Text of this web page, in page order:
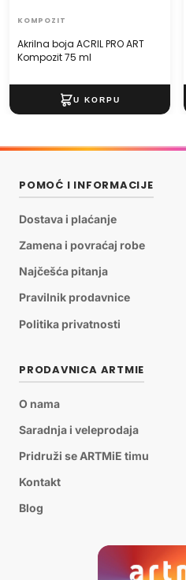
Akrilna boja ACRIL PRO ART
Kompozit 75 ml
KOMPOZIT
POMOĆ I INFORMACIJE
Dostava i plaćanje
Zamena i povraćaj robe
Najčešća pitanja
Pravilnik prodavnice
Politika privatnosti
PRODAVNICA ARTMIE
O nama
Saradnja i veleprodaja
Pridruži se ARTMiE timu
Kontakt
Blog